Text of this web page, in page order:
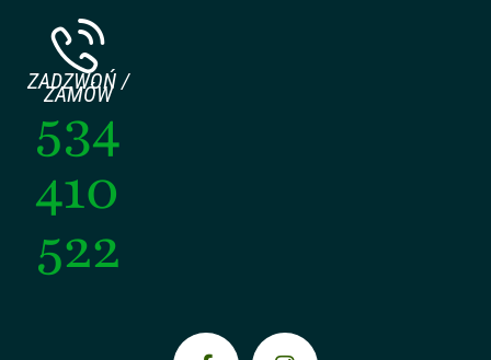
ZADZWOŃ /
ZAMÓW
534
410
522